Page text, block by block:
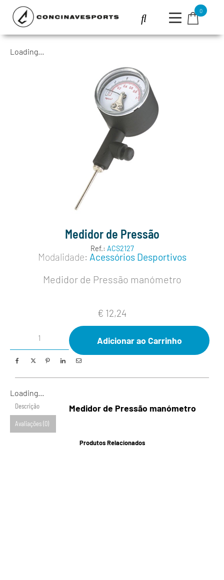
0
Loading...
Medidor de Pressão
Ref.: ACS2127
Modalidade: Acessórios Desportivos
Medidor de Pressão manómetro
€ 12,24
Adicionar ao Carrinho
Loading...
Descrição
Avaliações (0)
Medidor de Pressão manómetro
Produtos Relacionados